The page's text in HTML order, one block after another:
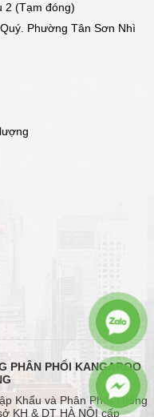
2 (Tạm đóng)
Phường Tân Sơn Nhì
PHÂN PHỐI KANGAROO
Khẩu và Phân Phối Thống
KH & DT HÀ NỘI cấp